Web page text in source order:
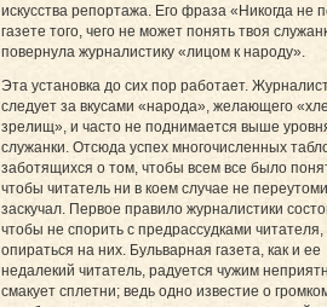
искусства репортажа. Его фраза «Никогда не
газете того, чего не может понять твоя
повернула журналистику «лицом к народу».
Эта установка до сих пор работает.
следует за вкусами «народа», желающего
зрелищ», и часто не поднимается выше
служанки. Отсюда успех многочисленных
заботящихся о том, чтобы всем все было
чтобы читатель ни в коем случае не
заскучал. Первое правило журналистики
чтобы не спорить с предрассудками читателя,
опираться на них. Бульварная газета, как и ее
недалекий читатель, радуется чужим
смакует сплетни; ведь одно известие о